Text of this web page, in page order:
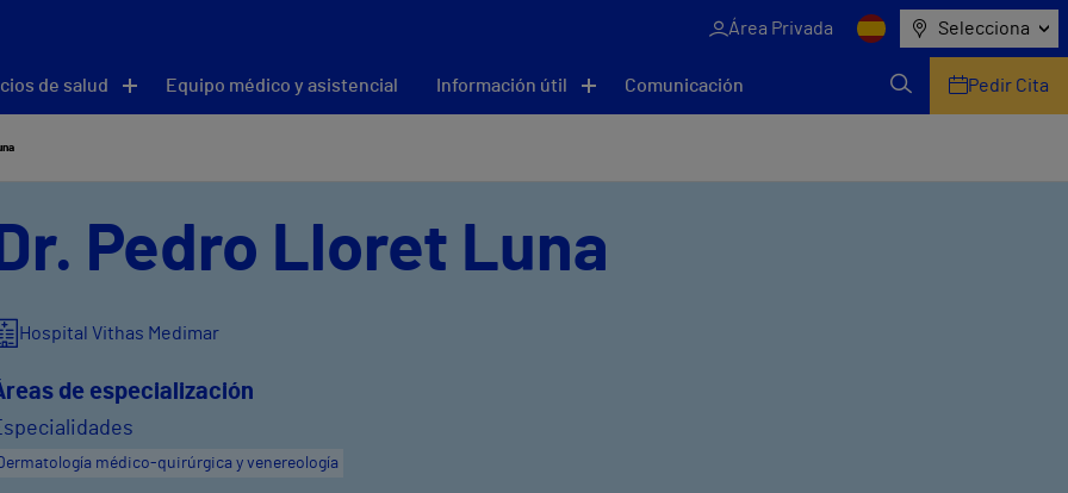
Área Privada Selecciona
de salud Equipo médico y asistencial Información útil Comunicación Pedir Cita
Dr. Pedro Lloret Luna
Hospital Vithas Medimar
de especialización
médico-quirúrgica y venereología